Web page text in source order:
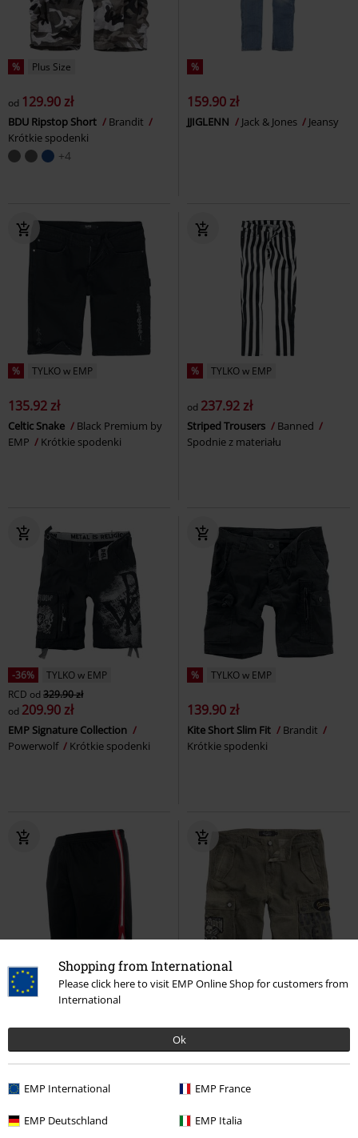
Shopping from International
Please click here to visit EMP Online Shop for customers from
International
Ok
EMP International EMP France
EMP Deutschland EMP Italia
% Plus Size
od 129.90 zł
BDU Ripstop Short
Brandit
Krótkie spodenki
+4
%
159.90 zł
JJIGLENN Jack & Jones Jeansy
% TYLKO w EMP
135.92 zł
Celtic Snake
Black Premium by
EMP
Krótkie spodenki
% TYLKO w EMP
od 237.92 zł
Striped Trousers
Banned
Spodnie z materiału
-36%
TYLKO w EMP
RCD od 329.90 zł
od 209.90 zł
EMP Signature Collection
Powerwolf
Krótkie spodenki
% TYLKO w EMP
139.90 zł
Kite Short Slim Fit
Brandit
Krótkie spodenki
%
Stripes Mesh Shorts
Classics
Krótkie spodenki
% TYLKO w EMP
EMP
Krótkie spodenki